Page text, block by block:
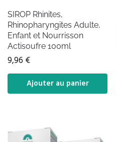
SIROP Rhinites,
Rhinopharyngites Adulte,
Enfant et Nourrisson
Actisoufre 100ml
9,96 €
Ajouter au panier